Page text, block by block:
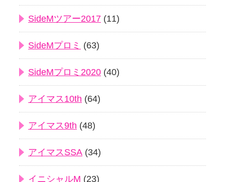
SideMツアー2017 (11)
SideMプロミ (63)
SideMプロミ2020 (40)
アイマス10th (64)
アイマス9th (48)
アイマスSSA (34)
イニシャルM (23)